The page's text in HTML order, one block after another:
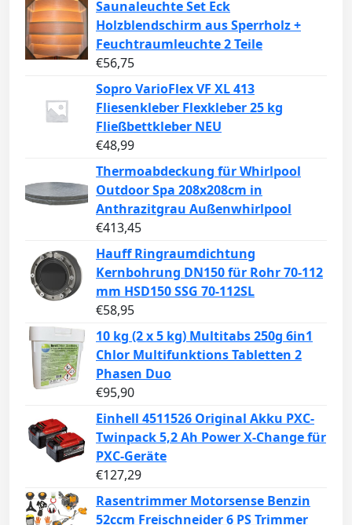
Saunaleuchte Set Eck
Holzblendschirm aus Sperrholz +
Feuchtraumleuchte 2 Teile
€56,75
Sopro VarioFlex VF XL 413
Fliesenkleber Flexkleber 25 kg
Fließbettkleber NEU
€48,99
Thermoabdeckung für Whirlpool
Outdoor Spa 208x208cm in
Anthrazitgrau Außenwhirlpool
€413,45
Hauff Ringraumdichtung
Kernbohrung DN150 für Rohr 70-112
mm HSD150 SSG 70-112SL
€58,95
10 kg (2 x 5 kg) Multitabs 250g 6in1
Chlor Multifunktions Tabletten 2
Phasen Duo
€95,90
Einhell 4511526 Original Akku PXC-
Twinpack 5,2 Ah Power X-Change für
PXC-Geräte
€127,29
Rasentrimmer Motorsense Benzin
52ccm Freischneider 6 PS Trimmer